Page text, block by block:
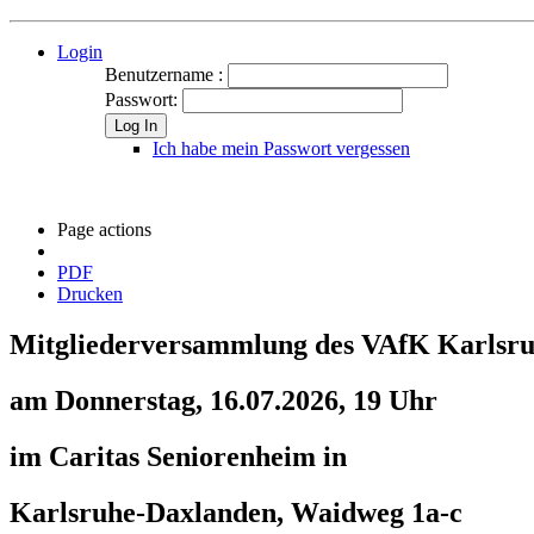
Login
Benutzername :
Passwort:
Log In
Ich habe mein Passwort vergessen
Page actions
PDF
Drucken
Mitgliederversammlung des VAfK
am Donnerstag, 16.07.2026, 19 Uhr
im Caritas Seniorenheim in
Karlsruhe-Daxlanden, Waidweg 1a-c